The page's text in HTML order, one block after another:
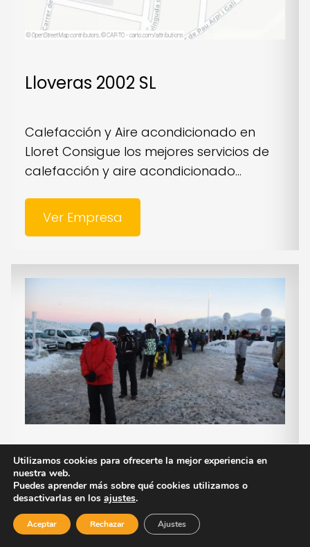
Lloveras 2002 SL
Calefacción y Aire acondicionado en
Lloret Consigue los mejores servicios de
calefacción y aire acondicionado...
Ver Empresa
Luis Navacerrada García
Calefacción y Aire acondicionado en
Lloret Consigue los mejores servicios de
Utilizamos cookies para ofrecerte la mejor experiencia en
nuestra web.
Puedes aprender más sobre qué cookies utilizamos o
desactivarlas en los ajustes.
Aceptar Rechazar Ajustes